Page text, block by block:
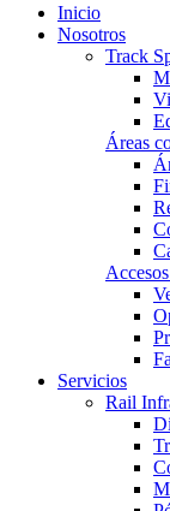
Inicio
Nosotros
Track
Áreas
Servicios
Rail